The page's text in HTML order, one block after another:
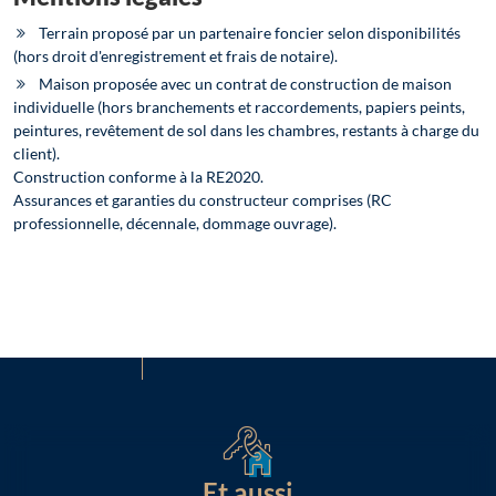
Terrain proposé par un partenaire foncier selon disponibilités
(hors droit d'enregistrement et frais de notaire).
Maison proposée avec un contrat de construction de maison
individuelle (hors branchements et raccordements, papiers peints,
peintures, revêtement de sol dans les chambres, restants à charge du
client).
Construction conforme à la RE2020.
Assurances et garanties du constructeur comprises (RC
professionnelle, décennale, dommage ouvrage).